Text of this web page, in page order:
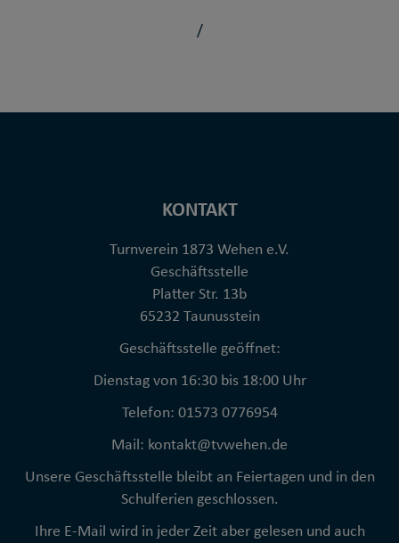
/
KONTAKT
Turnverein 1873 Wehen e.V.
Geschäftsstelle
Platter Str. 13b
65232 Taunusstein
Geschäftsstelle geöffnet:
Dienstag von 16:30 bis 18:00 Uhr
Telefon: 01573 0776954
Mail: kontakt@tvwehen.de
Unsere Geschäftsstelle bleibt an Feiertagen und in den
Schulferien geschlossen.
Ihre E-Mail wird in jeder Zeit aber gelesen und auch